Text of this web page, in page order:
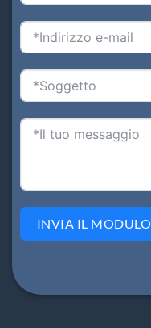
INVIA IL MODULO